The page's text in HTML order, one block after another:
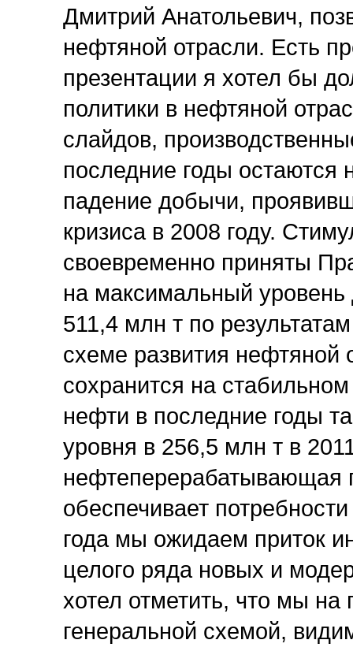
Дмитрий Анатольевич,
нефтяной отрасли. Есть
презентации я хотел бы
политики в нефтяной
слайдов,
последние годы остаются
падение добычи,
кризиса в 2008 году.
своевременно приняты
на максимальный уровень
511,4 млн т по
схеме развития нефтяной
сохранится на
нефти в последние годы
уровня в 256,5 млн т в
нефтеперерабатывающая
обеспечивает
года мы ожидаем приток
целого ряда новых и
хотел отметить, что мы
генеральной схемой,